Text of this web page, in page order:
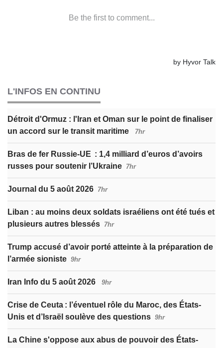
L'INFOS EN CONTINU
Détroit d'Ormuz : l'Iran et Oman sur le point de finaliser
un accord sur le transit maritime
7hr
Bras de fer Russie-UE : 1,4 milliard d’euros d’avoirs
russes pour soutenir l’Ukraine 7hr
Journal du 5 août 2026 7hr
Liban : au moins deux soldats israéliens ont été tués et
plusieurs autres blessés 7hr
Trump accusé d’avoir porté atteinte à la préparation de
l’armée sioniste 9hr
Iran Info du 5 août 2026 9hr
Crise de Ceuta : l’éventuel rôle du Maroc, des États-
Unis et d’Israël soulève des questions 9hr
La Chine s'oppose aux abus de pouvoir des États-